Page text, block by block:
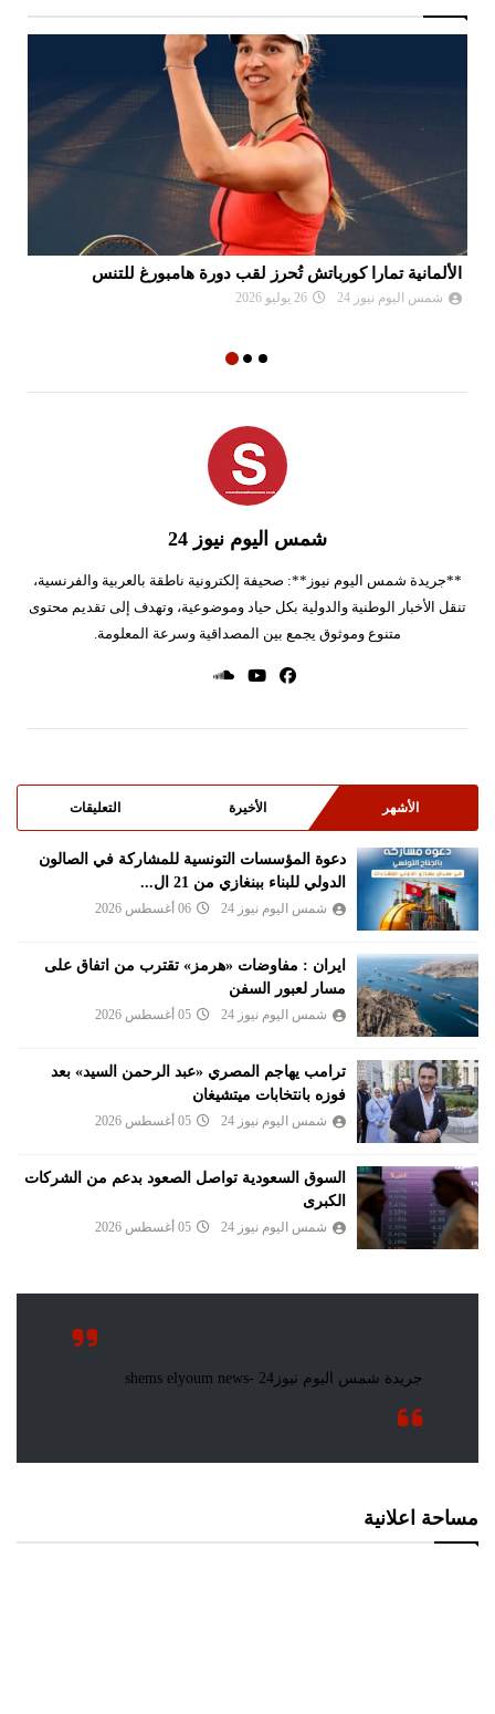
الألمانية تمارا كورباتش تُحرز لقب دورة هامبورغ للتنس
شمس اليوم نيوز 24 26 يوليو 2026
شمس اليوم نيوز 24
**جريدة شمس اليوم نيوز**: صحيفة إلكترونية ناطقة بالعربية والفرنسية،
تنقل الأخبار الوطنية والدولية بكل حياد وموضوعية، وتهدف إلى تقديم محتوى
متنوع وموثوق يجمع بين المصداقية وسرعة المعلومة.
الأشهر الأخيرة التعليقات
دعوة المؤسسات التونسية للمشاركة في الصالون
الدولي للبناء ببنغازي من 21 ال...
شمس اليوم نيوز 24 06 أغسطس 2026
ايران : مفاوضات «هرمز» تقترب من اتفاق على
مسار لعبور السفن
شمس اليوم نيوز 24 05 أغسطس 2026
ترامب يهاجم المصري «عبد الرحمن السيد» بعد
فوزه بانتخابات ميتشيغان
شمس اليوم نيوز 24 05 أغسطس 2026
السوق السعودية تواصل الصعود بدعم من الشركات
الكبرى
شمس اليوم نيوز 24 05 أغسطس 2026
مساحة اعلانية